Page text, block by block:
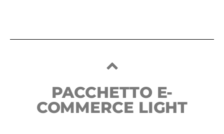
PACCHETTO E-
COMMERCE LIGHT